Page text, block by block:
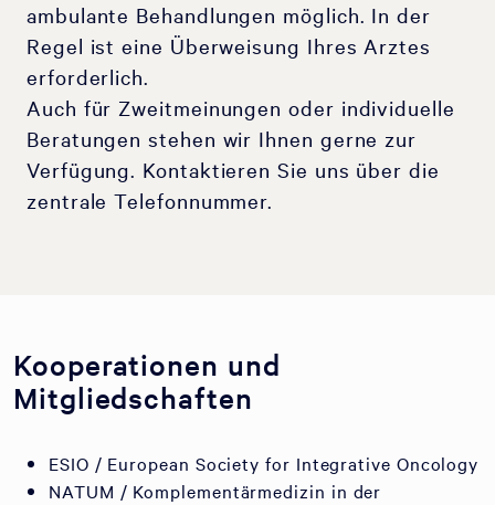
ambulante Behandlungen möglich. In der
Regel ist eine Überweisung Ihres Arztes
erforderlich.
Auch für Zweitmeinungen oder individuelle
Beratungen stehen wir Ihnen gerne zur
Verfügung. Kontaktieren Sie uns über die
zentrale Telefonnummer.
Kooperationen und
Mitgliedschaften
ESIO / European Society for Integrative Oncology
NATUM / Komplementärmedizin in der